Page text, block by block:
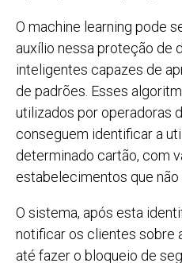
O machine learning pode
auxílio nessa proteção de
inteligentes capazes de
de padrões. Esses
utilizados por operadoras
conseguem identificar a
determinado cartão, com
estabelecimentos que não
O sistema, após esta
notificar os clientes sobre
até fazer o bloqueio de